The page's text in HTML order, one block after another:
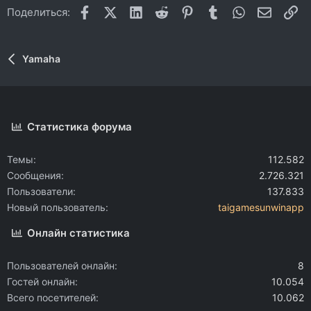
Поделиться: FacebookX (Twitter)
LinkedIn
Reddit Pinterest
Tumblr WhatsApp
Yamaha
Статистика форума
Темы
112.582
Сообщения
2.726.321
Пользователи
137.833
Новый пользователь
taigamesunwinapp
Онлайн статистика
Пользователей онлайн
8
Гостей онлайн
10.054
Всего посетителей
10.062